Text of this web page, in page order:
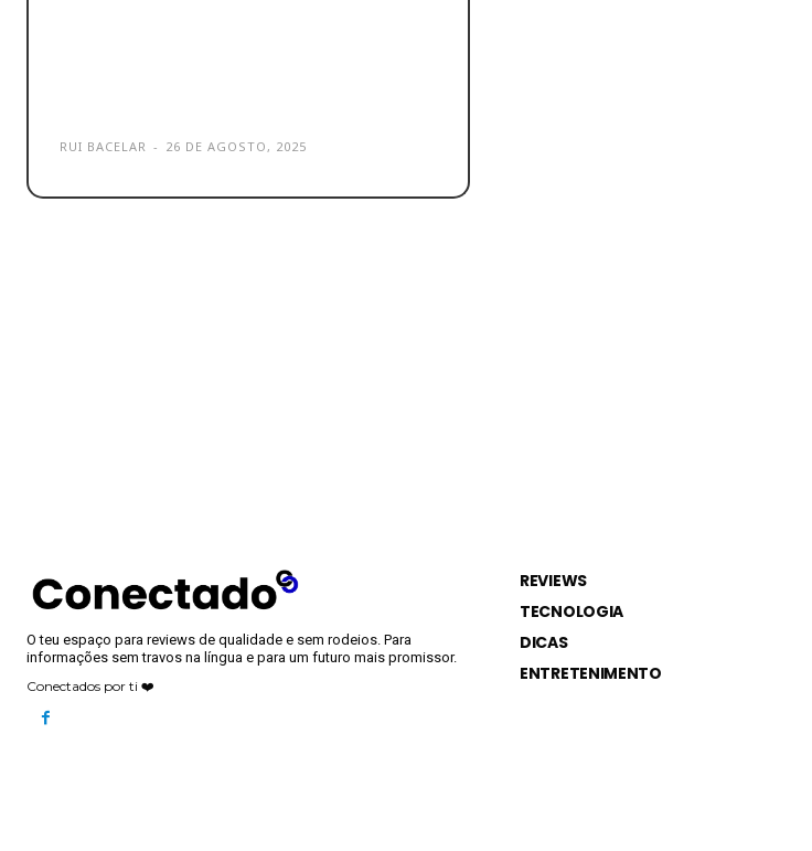
RUI BACELAR - 26 DE AGOSTO, 2025
O teu espaço para reviews de qualidade e sem rodeios. Para
informações sem travos na língua e para um futuro mais promissor.
Conectados por ti ❤️
REVIEWS
TECNOLOGIA
DICAS
ENTRETENIMENTO